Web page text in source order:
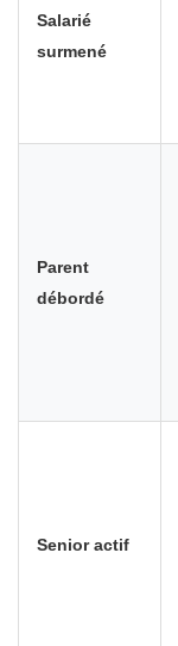
Salarié
surmené
Parent
débordé
Senior actif